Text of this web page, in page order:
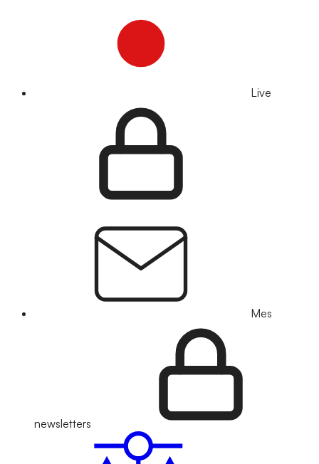
Live
Mes
newsletters